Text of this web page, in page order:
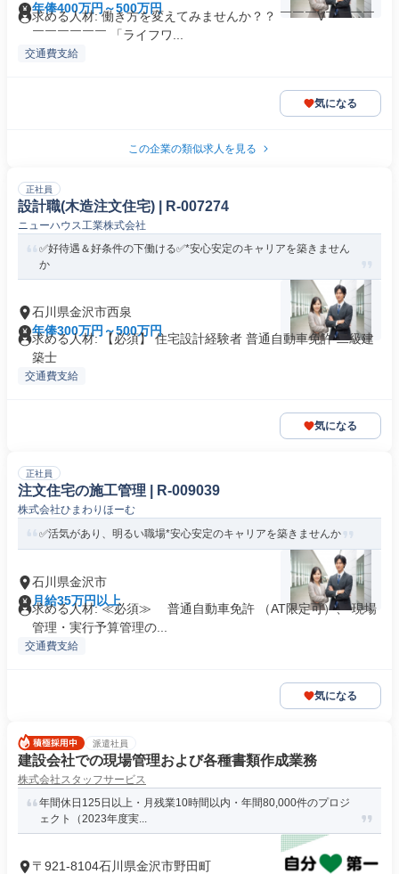
年俸400万円～500万円
求める人材: 働き方を変えてみませんか？？ ￣￣￣V￣￣￣￣
￣￣￣￣￣￣ 「ライフワ...
交通費支給
気になる
この企業の類似求人を見る
正社員
設計職(木造注文住宅) | R-007274
ニューハウス工業株式会社
✅好待遇＆好条件の下働ける✅*安心安定のキャリアを築きません
か
石川県金沢市西泉
年俸300万円～500万円
求める人材: 【必須】 住宅設計経験者 普通自動車免許 二級建
築士
交通費支給
気になる
正社員
注文住宅の施工管理 | R-009039
株式会社ひまわりほーむ
✅活気があり、明るい職場*安心安定のキャリアを築きませんか
石川県金沢市
月給35万円以上
求める人材: ≪必須≫ 普通自動車免許 （AT限定可）、 現場
管理・実行予算管理の...
交通費支給
気になる
派遣社員
建設会社での現場管理および各種書類作成業務
株式会社スタッフサービス
年間休日125日以上・月残業10時間以内・年間80,000件のプロジ
ェクト（2023年度実...
〒921-8104石川県金沢市野田町